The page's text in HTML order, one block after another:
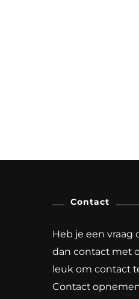
Contact
Heb je een vraag
dan contact met
leuk om contact
Contact